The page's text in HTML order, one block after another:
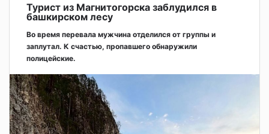
Турист из Магнитогорска заблудился в
башкирском лесу
Во время перевала мужчина отделился от группы и
заплутал. К счастью, пропавшего обнаружили
полицейские.